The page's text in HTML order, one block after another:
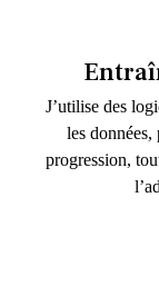
J’utilise des
les données,
progression,